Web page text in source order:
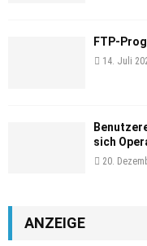
FTP-
14. Juli
sich
20.
ANZEIGE